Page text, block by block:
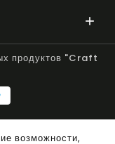

продуктов "Craft
возможности,